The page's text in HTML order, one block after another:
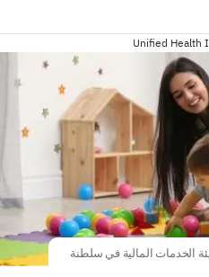
Unified Health
الخدمات المالية في سلطنة